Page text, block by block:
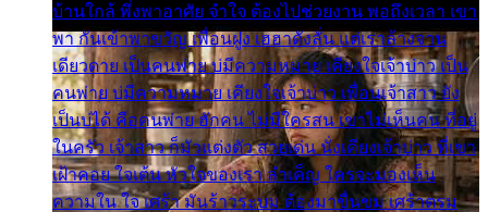
บ้านใกล้ พึ่งพาอาศัย จำใจ ต้องไปช่วยงาน พอถึงเวลา เขา
พา กันเข้าพาขวัญ เพื่อนฝูง เฮฮาดังลั่น แต่เราล้างจาน
เดียวดาย เป็นคนพ่าย บ่มีความหมาย เคียงใจเจ้าบ่าว เป็น
คนพ่าย บ่มีความหมาย เคียงใจเจ้าบ่าว เพื่อนเจ้าสาว ยัง
เป็นบ่ได้ คือคนพ่าย ฮักคน ไม่มีใครสน เขาไม่เห็นคน ที่อยู่
ในครัว เจ้าสาว ก็มัวแต่งตัว สวยเด่น นั่งเคียงเจ้าบ่าว ที่เขา
เฝ้าคอย ใจเต้น หัวใจของเรา ลำเค็ญ ใครจะมองเห็น
ความใน ใจ เศร้า มันร้าวระบม ต้องมาขื่นขม เศร้าตรม